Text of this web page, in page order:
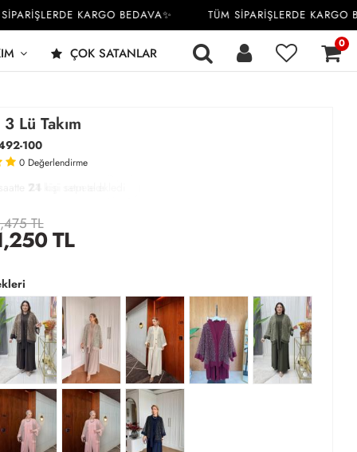
KARGO BEDAVA✨ TÜM SİPARİŞLERDE KARGO
ÇOK SATANLAR
0
Lü Takım
100
0 Değerlendirme
76
22
TL
TL